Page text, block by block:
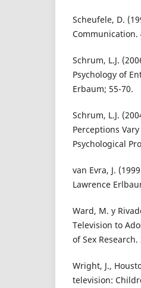
Scheufele, D.
Communication.
Schrum, L.J.
Psychology of
Erbaum; 55-70.
Schrum, L.J.
Perceptions
Psychological
van Evra, J.
Lawrence
Ward, M. y
Television to
of Sex Research.
Wright, J.,
television: